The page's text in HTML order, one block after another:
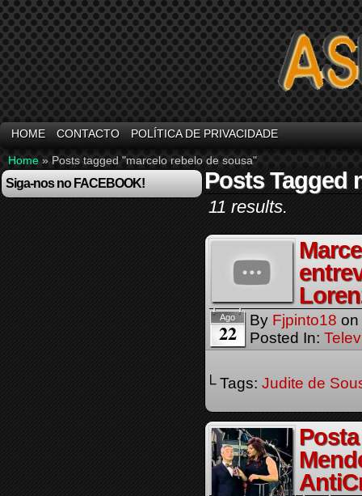
HOME CONTACTO POLÍTICA DE PRIVACIDADE
Home » Posts tagged "marcelo rebelo de sousa"
Siga-nos no FACEBOOK! Posts Tagged
11 results.
Ago
22 By Fjpinto18 on
Posted In:
└ Tags: Judite de